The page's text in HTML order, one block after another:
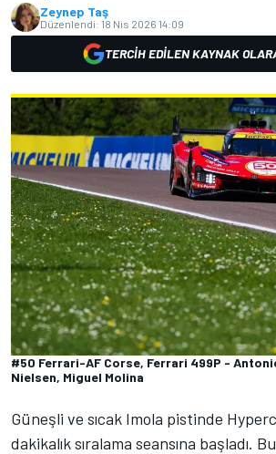
Zeynep Taş
Düzenlendi: 18 Nis 2026 14:09
TERCIH EDILEN KAYNAK
#50 Ferrari-AF Corse, Ferrari 499P -
Nielsen, Miguel Molina
Güneşli ve sıcak Imola pistinde
dakikalık sıralama seansına başladı.